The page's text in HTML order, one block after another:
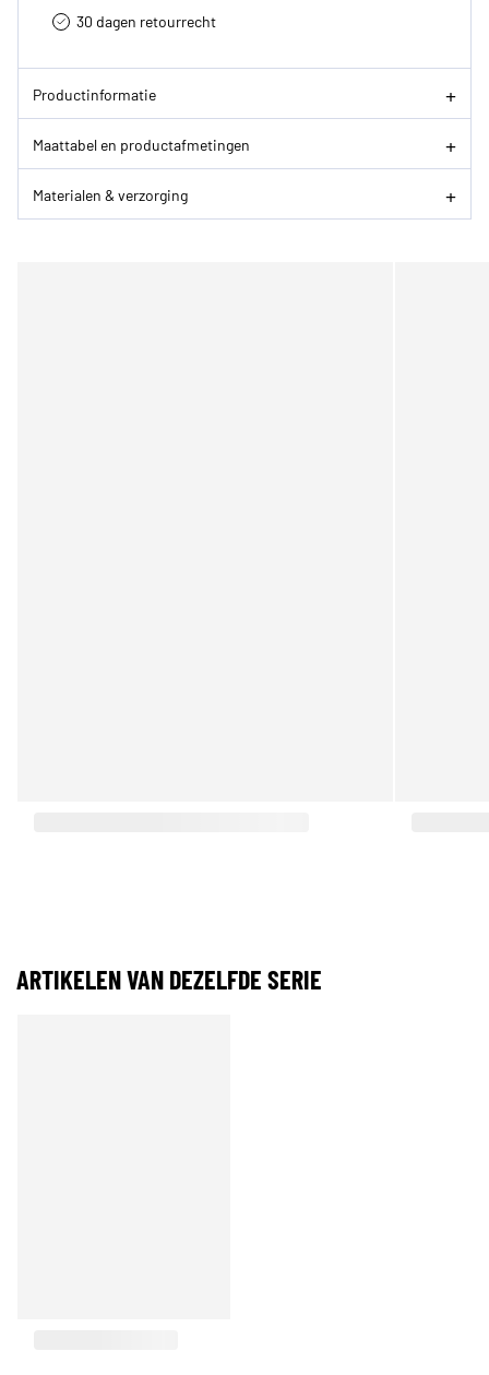
30 dagen retourrecht­
Productinformatie
Maattabel en productafmetingen
Materialen & verzorging
ARTIKELEN VAN DEZELFDE SERIE